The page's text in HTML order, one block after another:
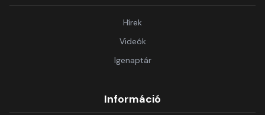
Hírek
Videók
Igenaptár
Információ